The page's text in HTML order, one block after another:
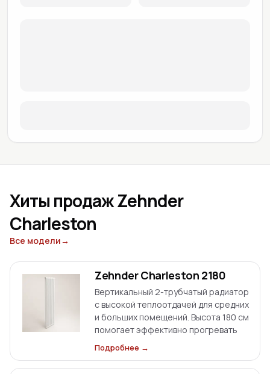
Хиты продаж Zehnder
Charleston
Все модели→
Zehnder Charleston 2180
Вертикальный 2-трубчатый радиатор
с высокой теплоотдачей для средних
и больших помещений. Высота 180 см
помогает эффективно прогревать
пространство по высоте стены.
Доступны боковое и нижнее
подключение.
Подробнее →